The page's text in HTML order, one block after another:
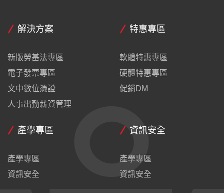
解決方案
新版勞基法專區
電子發票專區
文中數位憑證
人事出勤薪資管理
特惠專區
軟體特惠專區
硬體特惠專區
促銷DM
產學專區
產學專區
資訊安全
資訊安全
產學專區
資訊安全